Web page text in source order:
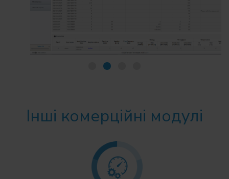
Інші комерційні модулі